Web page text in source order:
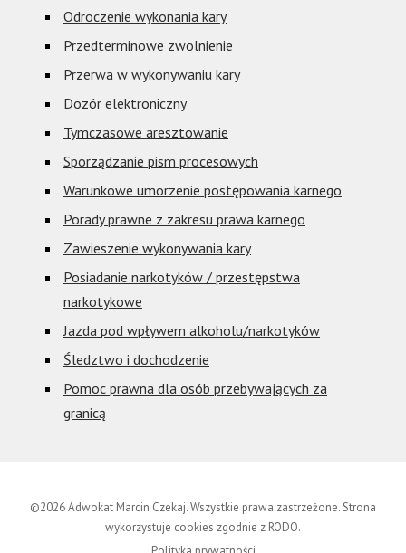
Odroczenie wykonania kary
Przedterminowe zwolnienie
Przerwa w wykonywaniu kary
Dozór elektroniczny
Tymczasowe aresztowanie
Sporządzanie pism procesowych
Warunkowe umorzenie postępowania karnego
Porady prawne z zakresu prawa karnego
Zawieszenie wykonywania kary
Posiadanie narkotyków / przestępstwa
narkotykowe
Jazda pod wpływem alkoholu/narkotyków
Śledztwo i dochodzenie
Pomoc prawna dla osób przebywających za
granicą
©2026 Adwokat Marcin Czekaj. Wszystkie prawa zastrzeżone. Strona
wykorzystuje cookies zgodnie z RODO.